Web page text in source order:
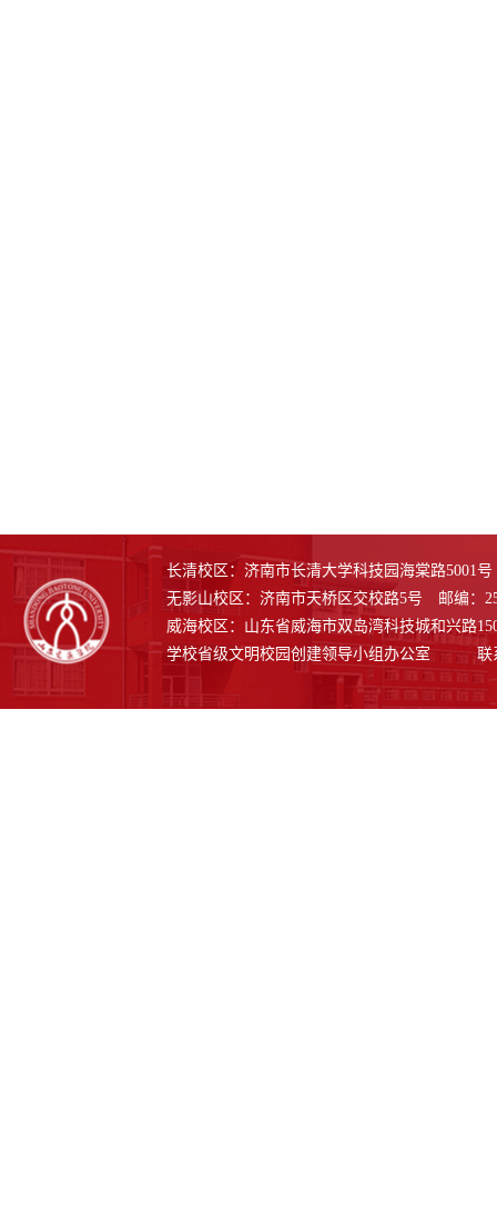
长清校区：济南市长清大学科技园海棠路5001号
无影山校区：济南市天桥区交校路5号 邮编：
威海校区：山东省威海市双岛湾科技城和兴路
学校省级文明校园创建领导小组办公室 联系